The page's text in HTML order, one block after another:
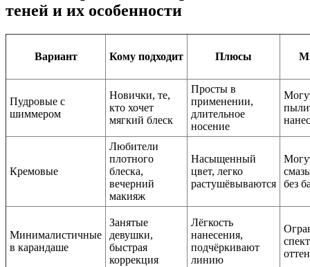
теней и их особенности
Вариант Кому подходит Плюсы
Пудровые с
шиммером
Новички, те,
кто хочет
мягкий блеск
Просты в
применении,
длительное
носение
Кремовые
Любители
плотного
блеска,
вечерний
макияж
Насыщенный
цвет, легко
растушёвываются
без
Минималистичные
в карандаше
Занятые
девушки,
быстрая
коррекция
Лёгкость
нанесения,
подчёркивают
линию